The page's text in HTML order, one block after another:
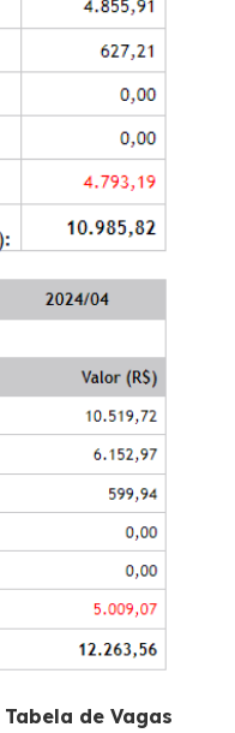
Tabela de Vagas